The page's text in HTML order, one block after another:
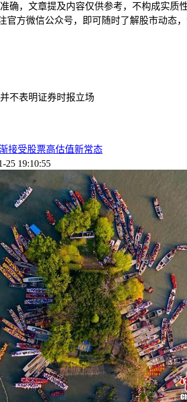
确，文章提及内容仅供参考，不构成实质
官方微信公众号，即可随时了解股市动态
不表明证券时报立场
接受股票高估值新常态
25 19:10:55